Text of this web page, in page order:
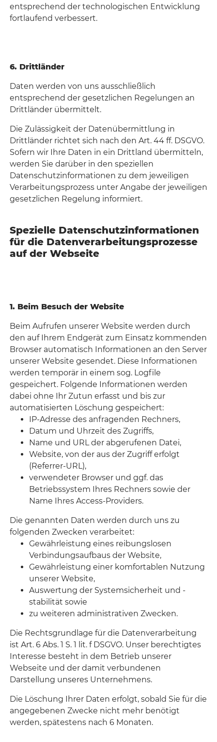
entsprechend der technologischen Entwicklung
fortlaufend verbessert.
6. Drittländer
Daten werden von uns ausschließlich
entsprechend der gesetzlichen Regelungen an
Drittländer übermittelt.
Die Zulässigkeit der Datenübermittlung in
Drittländer richtet sich nach den Art. 44 ff. DSGVO.
Sofern wir Ihre Daten in ein Drittland übermitteln,
werden Sie darüber in den speziellen
Datenschutzinformationen zu dem jeweiligen
Verarbeitungsprozess unter Angabe der jeweiligen
gesetzlichen Regelung informiert.
Spezielle Datenschutzinformationen
für die Datenverarbeitungsprozesse
auf der Webseite
1. Beim Besuch der Website
Beim Aufrufen unserer Website werden durch
den auf Ihrem Endgerät zum Einsatz kommenden
Browser automatisch Informationen an den Server
unserer Website gesendet. Diese Informationen
werden temporär in einem sog. Logfile
gespeichert. Folgende Informationen werden
dabei ohne Ihr Zutun erfasst und bis zur
automatisierten Löschung gespeichert:
IP-Adresse des anfragenden Rechners,
Datum und Uhrzeit des Zugriffs,
Name und URL der abgerufenen Datei,
Website, von der aus der Zugriff erfolgt
(Referrer-URL),
verwendeter Browser und ggf. das
Betriebssystem Ihres Rechners sowie der
Name Ihres Access-Providers.
Die genannten Daten werden durch uns zu
folgenden Zwecken verarbeitet:
Gewährleistung eines reibungslosen
Verbindungsaufbaus der Website,
Gewährleistung einer komfortablen Nutzung
unserer Website,
Auswertung der Systemsicherheit und -
stabilität sowie
zu weiteren administrativen Zwecken.
Die Rechtsgrundlage für die Datenverarbeitung
ist Art. 6 Abs. 1 S. 1 lit. f DSGVO. Unser berechtigtes
Interesse besteht in dem Betrieb unserer
Webseite und der damit verbundenen
Darstellung unseres Unternehmens.
Die Löschung Ihrer Daten erfolgt, sobald Sie für die
angegebenen Zwecke nicht mehr benötigt
werden, spätestens nach 6 Monaten.